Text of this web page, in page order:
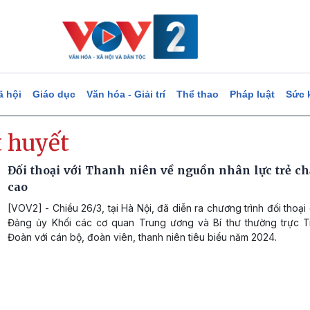
hội Giáo dục Văn hóa - Giải trí Thể thao Pháp luật Sức
huyết
Đối thoại với Thanh niên về nguồn nhân lực trẻ
cao
[VOV2] - Chiều 26/3, tại Hà Nội, đã diễn ra chương trình đối thoại
Đảng ủy Khối các cơ quan Trung ương và Bí thư thường trực
Đoàn với cán bộ, đoàn viên, thanh niên tiêu biểu năm 2024.